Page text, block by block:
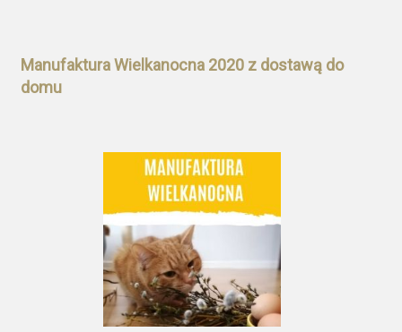
Manufaktura Wielkanocna 2020 z dostawą do
domu